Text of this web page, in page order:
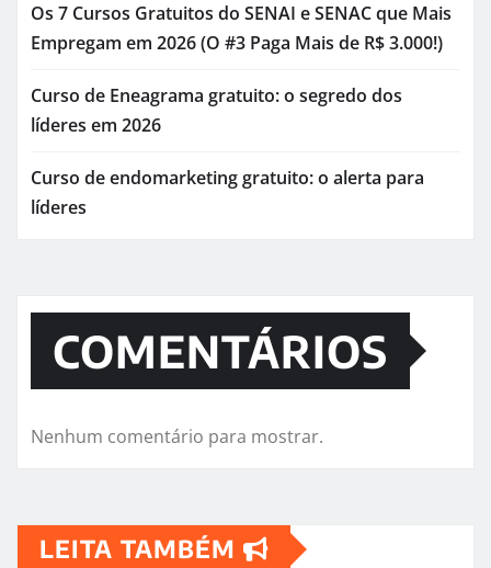
Os 7 Cursos Gratuitos do SENAI e SENAC que Mais
Empregam em 2026 (O #3 Paga Mais de R$ 3.000!)
Curso de Eneagrama gratuito: o segredo dos
líderes em 2026
Curso de endomarketing gratuito: o alerta para
líderes
COMENTÁRIOS
Nenhum comentário para mostrar.
LEITA TAMBÉM